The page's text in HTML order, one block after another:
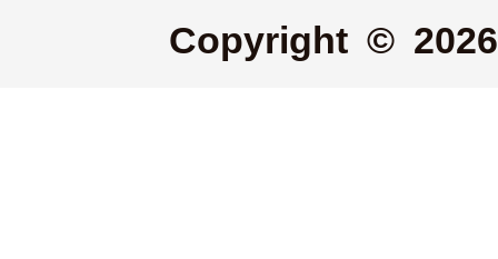
Copyright ©